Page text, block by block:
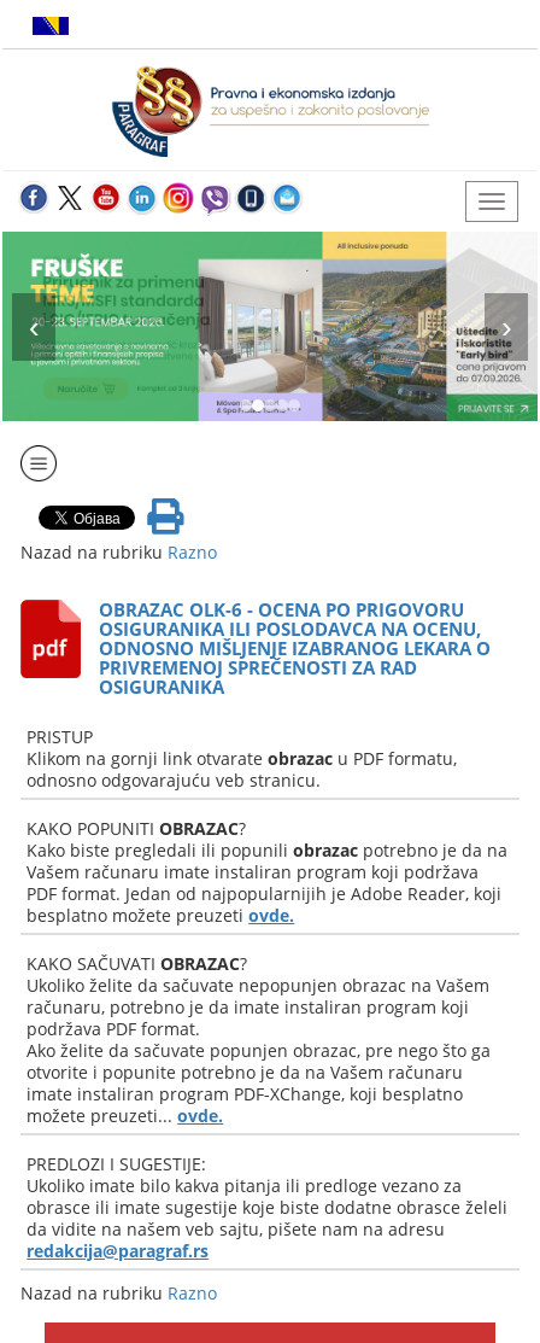
Nazad na rubriku Razno
OBRAZAC OLK-6 - OCENA PO PRIGOVORU
OSIGURANIKA ILI POSLODAVCA NA OCENU,
ODNOSNO MIŠLJENJE IZABRANOG LEKARA O
PRIVREMENOJ SPREČENOSTI ZA RAD
OSIGURANIKA
PRISTUP
Klikom na gornji link otvarateobrazac u PDF formatu,
odnosno odgovarajuću veb stranicu.
KAKO POPUNITIOBRAZAC?
Kako biste pregledali ili popuniliobrazac potrebno je da na
Vašem računaru imate instaliran program koji podržava
PDF format. Jedan od najpopularnijih je Adobe Reader, koji
besplatno možete preuzetiovde.
KAKO SAČUVATIOBRAZAC?
Ukoliko želite da sačuvate nepopunjen obrazac na Vašem
računaru, potrebno je da imate instaliran program koji
podržava PDF format.
Ako želite da sačuvate popunjen obrazac, pre nego što ga
otvorite i popunite potrebno je da na Vašem računaru
imate instaliran program PDF-XChange, koji besplatno
možete preuzeti...ovde.
PREDLOZI I SUGESTIJE:
Ukoliko imate bilo kakva pitanja ili predloge vezano za
obrasce ili imate sugestije koje biste dodatne obrasce želeli
da vidite na našem veb sajtu, pišete nam na adresu
redakcija@paragraf.rs
Nazad na rubriku Razno